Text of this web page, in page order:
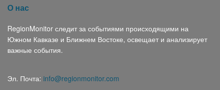
О нас
RegionMonitor следит за событиями происходящими на
Южном Кавказе и Ближнем Востоке, освещает и анализирует
важные события.
Эл. Почта: info@regionmonitor.com